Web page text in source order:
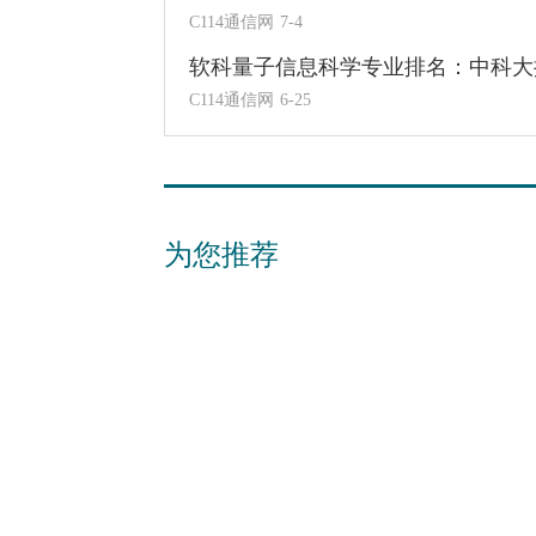
C114通信网 7-4
软科量子信息科学专业排名：中科
C114通信网 6-25
为您推荐